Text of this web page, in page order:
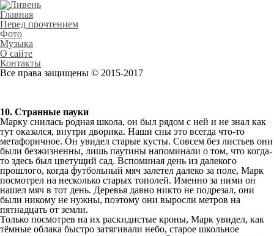
Главная
Перед прочтением
Фото
Музыка
О сайте
Контакты
Все права защищены © 2015-2017
10. Странные пауки
Марку снилась родная школа, он был рядом с ней и не знал как
тут оказался, внутри дворика. Наши сны это всегда что-то
метафоричное. Он увидел старые кусты. Совсем без листьев они
были безжизненны, лишь паутины напоминали о том, что когда-
то здесь был цветущий сад. Вспоминая день из далекого
прошлого, когда футбольный мяч залетел далеко за поле, Марк
посмотрел на несколько старых тополей. Именно за ними он
нашел мяч в тот день. Деревья давно никто не подрезал, они
были никому не нужны, поэтому они выросли метров на
пятнадцать от земли.
Только посмотрев на их раскидистые кроны, Марк увидел, как
тёмные облака быстро затягивали небо, старое школьное